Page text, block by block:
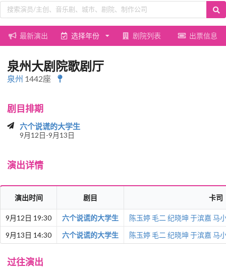
最新演出 选择年份 剧院列表 出票信息
泉州大剧院歌剧厅
泉州 1442座
剧目排期
六个说谎的大学生
9月12日-9月13日
演出详情
演出时间 剧目 卡司
9月12日 19:30 六个说谎的大学生 陈玉婷 毛二 纪晓坤 于滨嘉 马
9月13日 14:30
六个说谎的大学生 陈玉婷 毛二 纪晓坤 于滨嘉 马
过往演出